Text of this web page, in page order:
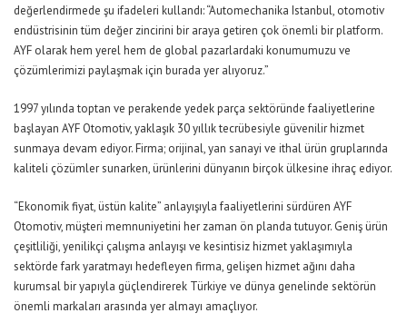
değerlendirmede şu ifadeleri kullandı: “Automechanika Istanbul, otomotiv
endüstrisinin tüm değer zincirini bir araya getiren çok önemli bir platform.
AYF olarak hem yerel hem de global pazarlardaki konumumuzu ve
çözümlerimizi paylaşmak için burada yer alıyoruz.”
1997 yılında toptan ve perakende yedek parça sektöründe faaliyetlerine
başlayan AYF Otomotiv, yaklaşık 30 yıllık tecrübesiyle güvenilir hizmet
sunmaya devam ediyor. Firma; orijinal, yan sanayi ve ithal ürün gruplarında
kaliteli çözümler sunarken, ürünlerini dünyanın birçok ülkesine ihraç ediyor.
“Ekonomik fiyat, üstün kalite” anlayışıyla faaliyetlerini sürdüren AYF
Otomotiv, müşteri memnuniyetini her zaman ön planda tutuyor. Geniş ürün
çeşitliliği, yenilikçi çalışma anlayışı ve kesintisiz hizmet yaklaşımıyla
sektörde fark yaratmayı hedefleyen firma, gelişen hizmet ağını daha
kurumsal bir yapıyla güçlendirerek Türkiye ve dünya genelinde sektörün
önemli markaları arasında yer almayı amaçlıyor.